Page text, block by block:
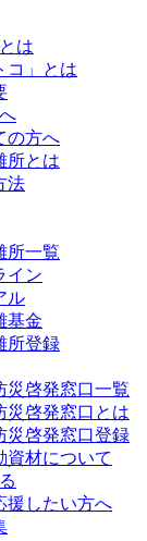
は
コ」とは
の方へ
所とは
法
所一覧
イン
ル
基金
所登録
災啓発窓口一覧
災啓発窓口とは
災啓発窓口登録
資材について
援したい方へ